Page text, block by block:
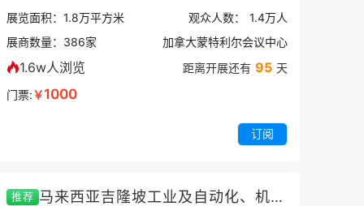
展览面积： 1.8万平方米 观众人数： 1.4万人
展商数量： 386家 加拿大蒙特利尔会议中心
1.6w人浏览 距离开展还有 95 天
门票:￥1000
订阅
推荐 马来西亚吉隆坡工业及自动化、机器人展